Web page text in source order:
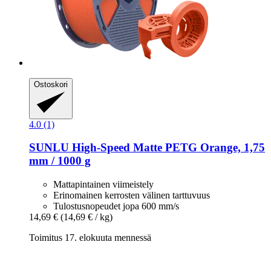
Ostoskori
4.0 (1)
SUNLU High-​Speed Matte PETG Orange, 1,75
mm / 1000 g
Mattapintainen viimeistely
Erinomainen kerrosten välinen tarttuvuus
Tulostusnopeudet jopa 600 mm/s
14,69 € (14,69 € / kg)
Toimitus 17. elokuuta mennessä